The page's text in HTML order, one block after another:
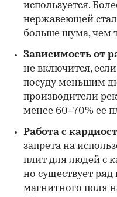
используется.
нержавеющей
больше шума, чем
Зависимость от
не включится,
посуду меньшим
производители
менее 60–70% ее
Работа с
запрета на
плит для людей с
но существует
магнитного поля